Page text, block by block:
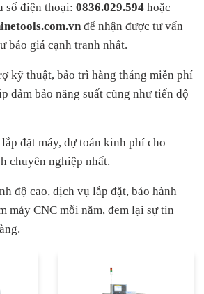
số điện thoại: 0836.029.594 hoặc
để nhận được tư vấn
báo giá cạnh tranh nhất.
kỹ thuật, bảo trì hàng tháng miễn phí
đảm bảo năng suất cũng như tiến độ
đặt máy, dự toán kinh phí cho
chuyên nghiệp nhất.
độ cao, dịch vụ lắp đặt, bảo hành
máy CNC mỗi năm, đem lại sự tin